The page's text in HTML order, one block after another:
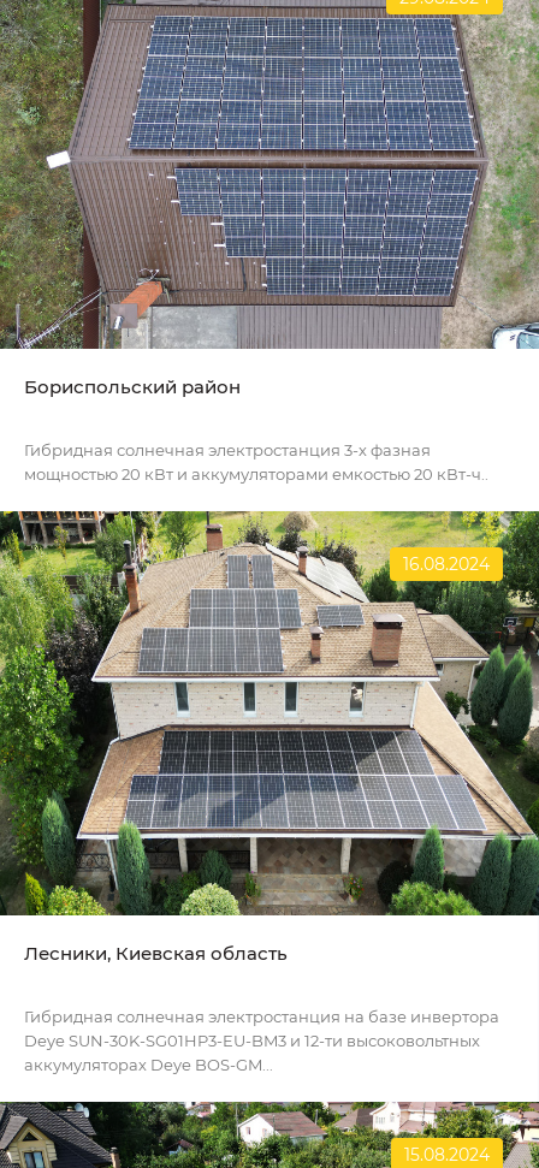
Бориспольский район
Гибридная солнечная электростанция 3-х фазная
мощностью 20 кВт и аккумуляторами емкостью 20 кВт-ч..
16.08.2024
Лесники, Киевская область
Гибридная солнечная электростанция на базе инвертора
Deye SUN-30K-SG01HP3-EU-BM3 и 12-ти высоковольтных
аккумуляторах Deye BOS-GM...
15.08.2024